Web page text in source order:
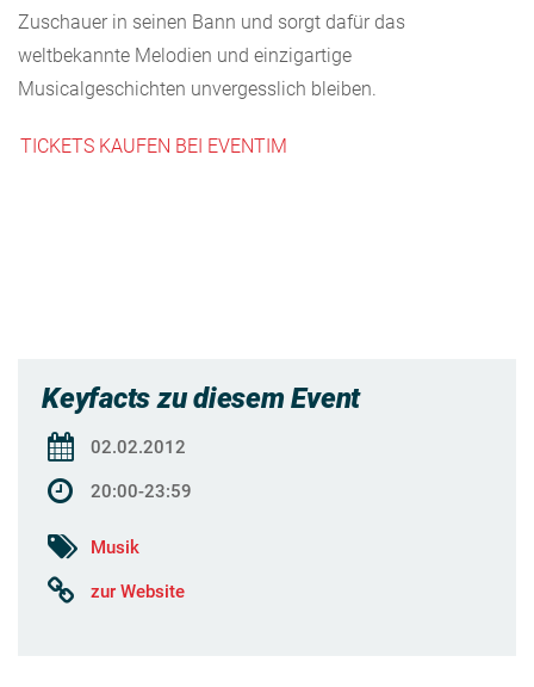
Zuschauer in seinen Bann und sorgt dafür das
weltbekannte Melodien und einzigartige
Musicalgeschichten unvergesslich bleiben.
TICKETS KAUFEN BEI EVENTIM
Keyfacts zu diesem Event
02.02.2012
20:00-23:59
Musik
zur Website